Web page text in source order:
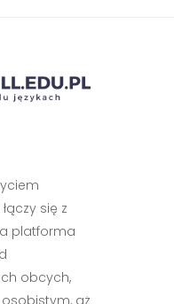
się z
platforma
obcych,